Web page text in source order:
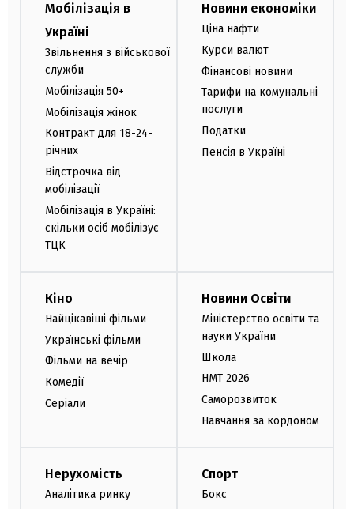
Мобілізація в
Україні
Звільнення з військової
служби
Мобілізація 50+
Мобілізація жінок
Контракт для 18-24-
річних
Відстрочка від
мобілізації
Мобілізація в Україні:
скільки осіб мобілізує
ТЦК
Новини економіки
Ціна нафти
Курси валют
Фінансові новини
Тарифи на комунальні
послуги
Податки
Пенсія в Україні
Кіно
Найцікавіші фільми
Українські фільми
Фільми на вечір
Комедії
Серіали
Новини Освіти
Міністерство освіти та
науки України
Школа
НМТ 2026
Саморозвиток
Навчання за кордоном
Нерухомість
Аналітика ринку
Спорт
Бокс